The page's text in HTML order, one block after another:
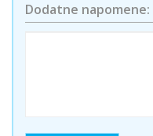
Dodatne napomene: